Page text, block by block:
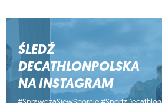
ŚLEDŹ
DECATHLONPOLSKA
NA INSTAGRAM